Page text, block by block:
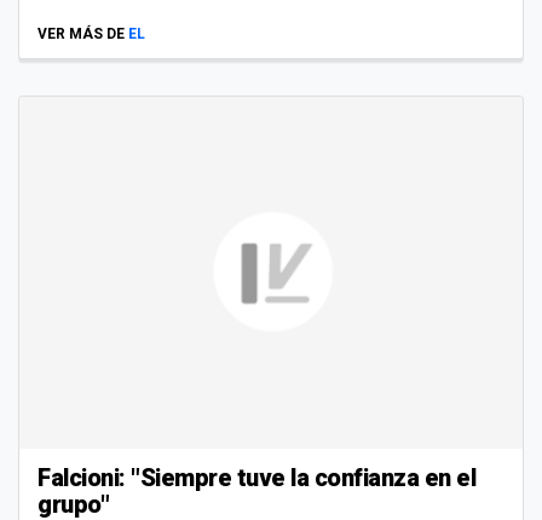
VER MÁS DE EL
Falcioni: "Siempre tuve la confianza en el
grupo"